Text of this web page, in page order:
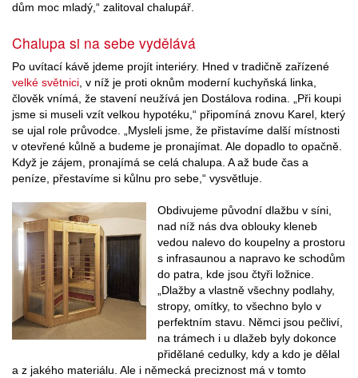
dům moc mladý,“ zalitoval chalupář.
Chalupa si na sebe vydělává
Po uvítací kávě jdeme projít interiéry. Hned v tradičně zařízené
velké světnici , v níž je proti oknům moderní kuchyňská linka,
člověk vnímá, že stavení neužívá jen Dostálova rodina. „Při koupi
jsme si museli vzít velkou hypotéku,“ připomíná znovu Karel, který
se ujal role průvodce. „Mysleli jsme, že přistavíme další místnosti
v otevřené kůlně a budeme je pronajímat. Ale dopadlo to opačně.
Když je zájem, pronajímá se celá chalupa. A až bude čas a
peníze, přestavíme si kůlnu pro sebe,“ vysvětluje.
Obdivujeme původní dlažbu v síni,
nad níž nás dva oblouky kleneb
vedou nalevo do koupelny a prostoru
s infrasaunou a napravo ke schodům
do patra, kde jsou čtyři ložnice.
„Dlažby a vlastně všechny podlahy,
stropy, omítky, to všechno bylo v
perfektním stavu. Němci jsou pečliví,
na trámech i u dlažeb byly dokonce
přidělané cedulky, kdy a kdo je dělal
a z jakého materiálu. Ale i německá preciznost má v tomto